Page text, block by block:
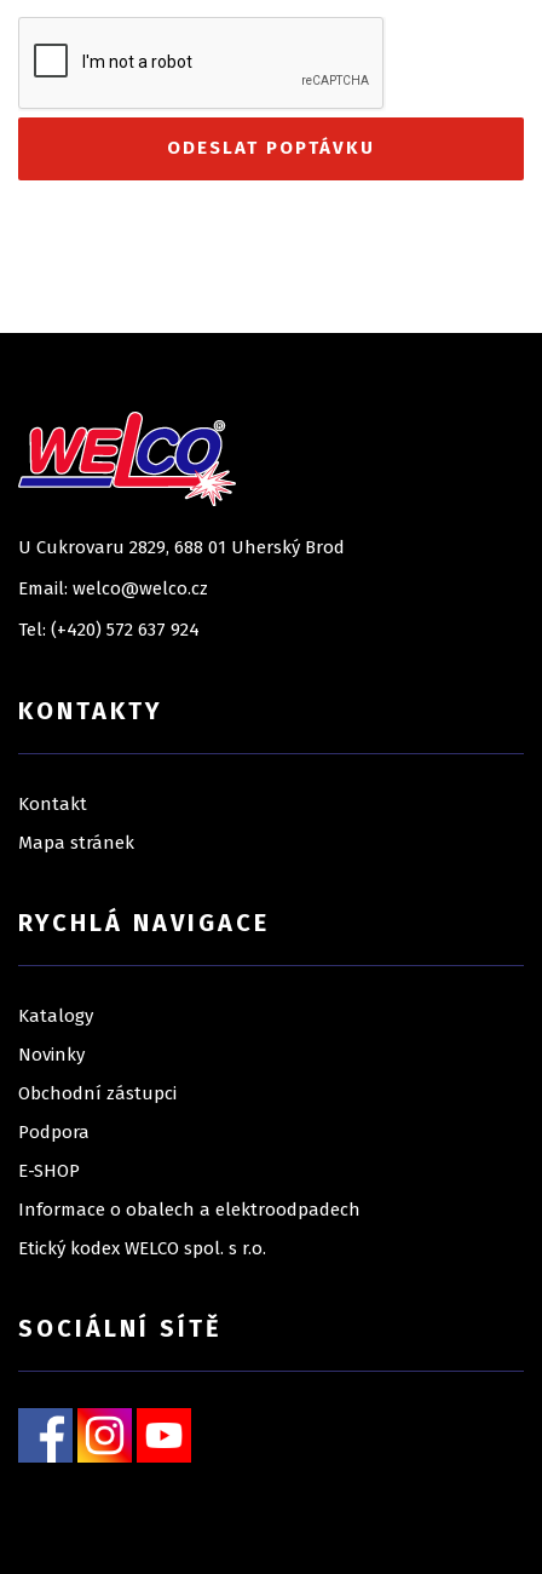
U Cukrovaru 2829, 688 01 Uherský Brod
Email: welco@welco.cz
Tel: (+420) 572 637 924
KONTAKTY
Kontakt
Mapa stránek
RYCHLÁ NAVIGACE
Katalogy
Novinky
Obchodní zástupci
Podpora
E-SHOP
Informace o obalech a elektroodpadech
Etický kodex WELCO spol. s r.o.
SOCIÁLNÍ SÍTĚ